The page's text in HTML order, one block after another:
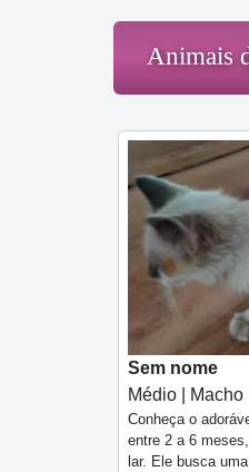
Animais
Sem nome
Médio |
Conheça o
entre 2 a 6
lar. Ele busca